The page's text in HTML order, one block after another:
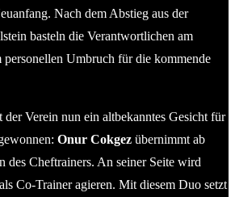
Nach dem Abstieg aus der
basteln die Verantwortlichen am
Umbruch für die kommende
der Verein nun ein altbekanntes Gesicht für
Onur Cokgez übernimmt ab
des Cheftrainers. An seiner Seite wird
als Co-Trainer agieren. Mit diesem Duo setzt